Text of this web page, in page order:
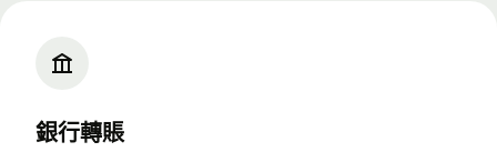
銀行轉賬